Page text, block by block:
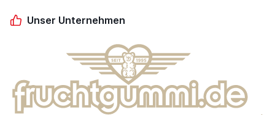
Unser Unternehmen